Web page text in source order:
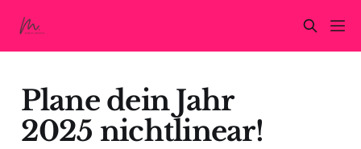
Plane dein Jahr
2025 nichtlinear!